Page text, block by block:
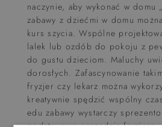
naczynie, aby wykonać w domu
zabawy z dziećmi w domu
kurs szycia. Wspólne
lalek lub ozdób do pokoju z
do gustu dzieciom. Maluchy
dorosłych. Zafascynowanie
fryzjer czy lekarz można
kreatywnie spędzić wspólny
edu zabawy wystarczy